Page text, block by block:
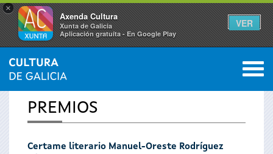
×
Axenda Cultura
Xunta de Galicia
Aplicación gratuíta - En Google Play
VER
Vostede
está
aquí
INICIO 0
PREMIOS
Certame literario Manuel-Oreste Rodríguez